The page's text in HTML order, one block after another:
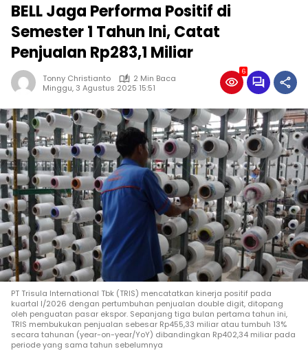
BELL Jaga Performa Positif di
Semester 1 Tahun Ini, Catat
Penjualan Rp283,1 Miliar
Tonny Christianto
2 Min Baca
Minggu, 3 Agustus 2025 15:51
6
PT Trisula International Tbk (TRIS) mencatatkan kinerja positif pada
kuartal I/2026 dengan pertumbuhan penjualan double digit, ditopang
oleh penguatan pasar ekspor. Sepanjang tiga bulan pertama tahun ini,
TRIS membukukan penjualan sebesar Rp455,33 miliar atau tumbuh 13%
secara tahunan (year-on-year/YoY) dibandingkan Rp402,34 miliar pada
periode yang sama tahun sebelumnya